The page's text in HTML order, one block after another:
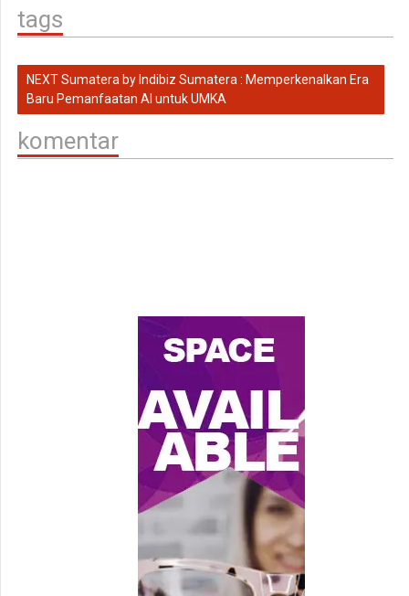
tags
NEXT Sumatera by Indibiz Sumatera : Memperkenalkan Era
Baru Pemanfaatan AI untuk UMKA
komentar